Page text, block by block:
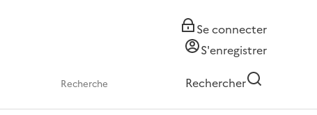
Se connecter
S'enregistrer
Rechercher